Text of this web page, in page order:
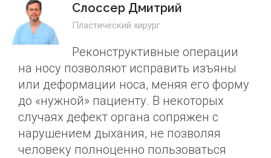
Слоссер Дмитрий
Пластический хирург
Реконструктивные операции
на носу позволяют исправить изъяны
или деформации носа, меняя его форму
до «нужной» пациенту. В некоторых
случаях дефект органа сопряжен с
нарушением дыхания, не позволяя
человеку полноценно пользоваться